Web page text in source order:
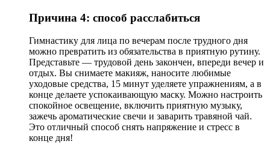
Причина 4: способ расслабиться
Гимнастику для лица по вечерам после трудного дня
можно превратить из обязательства в приятную рутину.
Представьте — трудовой день закончен, впереди вечер и
отдых. Вы снимаете макияж, наносите любимые
уходовые средства, 15 минут уделяете упражнениям, а в
конце делаете успокаивающую маску. Можно настроить
спокойное освещение, включить приятную музыку,
зажечь ароматические свечи и заварить травяной чай.
Это отличный способ снять напряжение и стресс в
конце дня!